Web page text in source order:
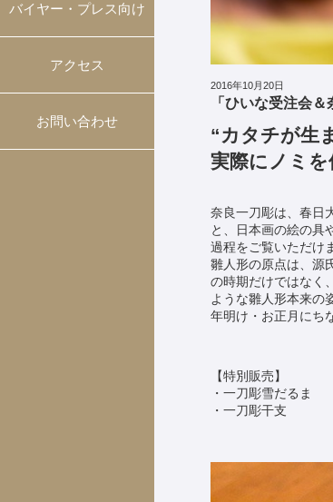
バイヤー・プレス向け
アクセス
お問い合わせ
2016年10月20日
「ひいな受注会
“カタチが生
実際にノミ
奈良一刀彫は、春日
と、日本画の絵の具
過程をご覧いただけ
雛人形の原点は、源
の時期だけではなく
ような雛人形本来の
年明け・お正月にち
【特別販売】
・一刀彫雪だるま
・一刀彫干支